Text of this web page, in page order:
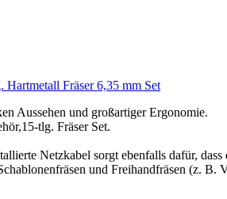
Fräser 6,35 mm Set
Aussehen und großartiger Ergonomie.
tlg. Fräser Set.
Netzkabel sorgt ebenfalls dafür,
und Freihandfräsen (z. B.